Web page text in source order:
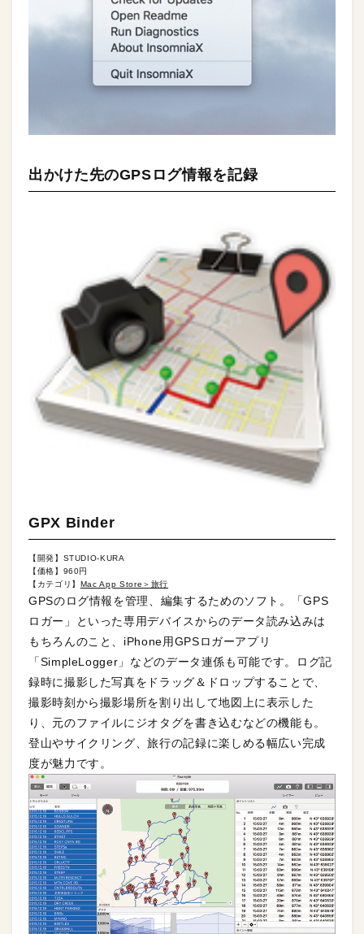
出かけた先のGPSログ情報を記録
GPX Binder
【開発】STUDIO-KURA
【価格】960円
【カテゴリ】 Mac App Store＞旅行
GPSのログ情報を管理、編集するためのソフト。「GPS
ロガー」といった専用デバイスからのデータ読み込みは
もちろんのこと、iPhone用GPSロガーアプリ
「SimpleLogger」などのデータ連係も可能です。ログ記
録時に撮影した写真をドラッグ＆ドロップすることで、
撮影時刻から撮影場所を割り出して地図上に表示した
り、元のファイルにジオタグを書き込むなどの機能も。
登山やサイクリング、旅行の記録に楽しめる幅広い完成
度が魅力です。